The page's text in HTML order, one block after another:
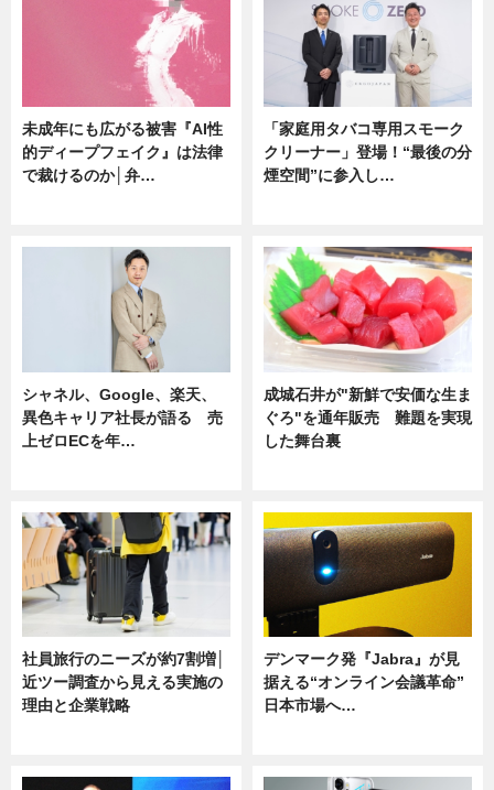
未成年にも広がる被害『AI性
的ディープフェイク』は法律
で裁けるのか│弁…
「家庭用タバコ専用スモーク
クリーナー」登場！“最後の分
煙空間”に参入し…
シャネル、Google、楽天、
異色キャリア社長が語る 売
上ゼロECを年…
成城石井が"新鮮で安価な生ま
ぐろ"を通年販売 難題を実現
した舞台裏
社員旅行のニーズが約7割増│
近ツー調査から見える実施の
理由と企業戦略
デンマーク発『Jabra』が見
据える“オンライン会議革命”
日本市場へ…